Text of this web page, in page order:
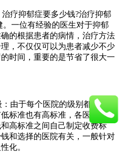
抑郁症要多少钱?治疗抑郁
一位有经验的医生对于抑郁
的根据患者的病情，治疗方法
，不仅仅可以为患者减少不少
时间，重要的是节省了很大一
于每个医院的级别都是不
标准也有高标准，各医院可以
高标准之间自己制定收费标
和选择的医院有关，一般针对
化。